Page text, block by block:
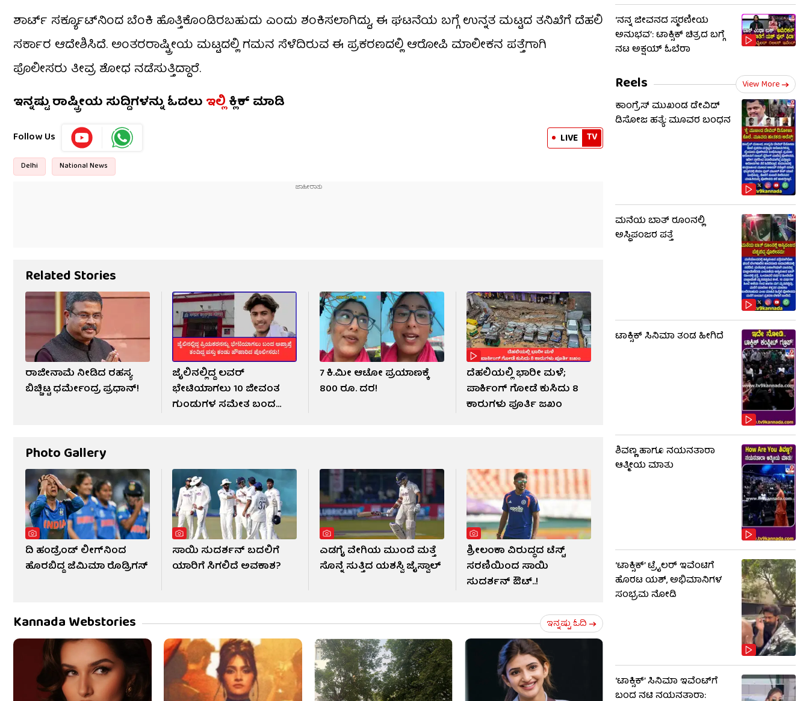
ಶಾರ್ಟ್ ಸರ್ಕ್ಯೂಟ್‌ನಿಂದ ಬೆಂಕಿ ಹೊತ್ತಿಕೊಂಡಿರಬಹುದು ಎಂದು ಶಂಕಿಸಲಾಗಿದ್ದು, ಈ ಘಟನೆಯ ಬಗ್ಗೆ ಉನ್ನತ ಮಟ್ಟದ ತನಿಖೆಗೆ ದೆಹಲಿ
ಸರ್ಕಾರ ಆದೇಶಿಸಿದೆ. ಅಂತರರಾಷ್ಟ್ರೀಯ ಮಟ್ಟದಲ್ಲಿ ಗಮನ ಸೆಳೆದಿರುವ ಈ ಪ್ರಕರಣದಲ್ಲಿ ಆರೋಪಿ ಮಾಲೀಕನ ಪತ್ತೆಗಾಗಿ
ಪೊಲೀಸರು ತೀವ್ರ ಶೋಧ ನಡೆಸುತ್ತಿದ್ದಾರೆ.
ಇನ್ನಷ್ಟು ರಾಷ್ಟ್ರೀಯ ಸುದ್ದಿಗಳನ್ನು ಓದಲು ಇಲ್ಲಿಕ್ಲಿಕ್ ಮಾಡಿ
Follow Us LIVE TV
Delhi National News
Related Stories
ರಾಜೀನಾಮೆ ನೀಡಿದ ರಹಸ್ಯ
ಬಿಚ್ಚಿಟ್ಟ ಧರ್ಮೇಂದ್ರ ಪ್ರಧಾನ್!
ಜೈಲಿನಲ್ಲಿದ್ದ ಲವರ್​​
ಭೇಟಿಯಾಗಲು 10 ಜೀವಂತ
ಗುಂಡುಗಳ ಸಮೇತ ಬಂದ
7 ಕಿ.ಮೀ ಆಟೋ ಪ್ರಯಾಣಕ್ಕೆ
800 ರೂ. ದರ!
ದೆಹಲಿಯಲ್ಲಿ ಭಾರೀ ಮಳೆ;
ಪಾರ್ಕಿಂಗ್ ಗೋಡೆ ಕುಸಿದು 8
ಕಾರುಗಳು ಪೂರ್ತಿ ಜಖಂ
Photo Gallery
ದಿ ಹಂಡ್ರೆಂಡ್ ಲೀಗ್​ನಿಂದ
ಹೊರಬಿದ್ದ ಜೆಮಿಮಾ ರೊಡ್ರಿಗಸ್
ಸಾಯಿ ಸುದರ್ಶನ್ ಬದಲಿಗೆ
ಯಾರಿಗೆ ಸಿಗಲಿದೆ ಅವಕಾಶ?
ಎಡಗೈ ವೇಗಿಯ ಮುಂದೆ ಮತ್ತೆ
ಸೊನ್ನೆ ಸುತ್ತಿದ ಯಶಸ್ವಿ ಜೈಸ್ವಾಲ್
ಶ್ರೀಲಂಕಾ ವಿರುದ್ಧದ ಟೆಸ್ಟ್
ಸರಣಿಯಿಂದ ಸಾಯಿ
ಸುದರ್ಶನ್ ಔಟ್..!
Kannada Webstories ಇನ್ನಷ್ಟು ಓದಿ
‘ನನ್ನ ಜೀವನದ ಸ್ಮರಣೀಯ
ಅನುಭವ’: ಟಾಕ್ಸಿಕ್ ಚಿತ್ರದ ಬಗ್ಗೆ
ನಟ ಅಕ್ಷಯ್ ಓಬೆರಾ
Reels View More
ಕಾಂಗ್ರೆಸ್ ಮುಖಂಡ ಡೇವಿಡ್
ಡಿಸೋಜ ಹತ್ಯೆ: ಮೂವರ ಬಂಧನ
ಮನೆಯ ಬಾತ್ ರೂಂನಲ್ಲಿ
ಅಸ್ಥಿಪಂಜರ ಪತ್ತೆ
ಟಾಕ್ಸಿಕ್​​​ ಸಿನಿಮಾ ತಂಡ ಹೀಗಿದೆ
ಶಿವಣ್ಣ ಹಾಗೂ ನಯನತಾರಾ
ಆತ್ಮೀಯ ಮಾತು
‘ಟಾಕ್ಸಿಕ್’ ಟ್ರೈಲರ್ ಇವೆಂಟಿಗೆ
ಹೊರಟ ಯಶ್, ಅಭಿಮಾನಿಗಳ
ಸಂಭ್ರಮ ನೋಡಿ
‘ಟಾಕ್ಸಿಕ್’ ಸಿನಿಮಾ ಇವೆಂಟ್​​ಗೆ
ಬಂದ ನಟಿ ನಯನತಾರಾ: